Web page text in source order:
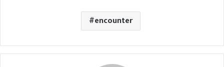
encounter